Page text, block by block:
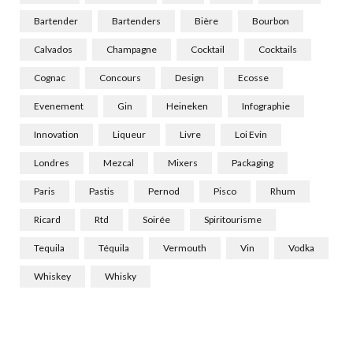
Bartender Bartenders Bière Bourbon
Calvados Champagne Cocktail Cocktails
Cognac Concours Design Ecosse
Evenement Gin Heineken Infographie
Innovation Liqueur Livre Loi Evin
Londres Mezcal Mixers Packaging
Paris Pastis Pernod Pisco Rhum
Ricard Rtd Soirée Spiritourisme
Tequila Téquila Vermouth Vin Vodka
Whiskey Whisky